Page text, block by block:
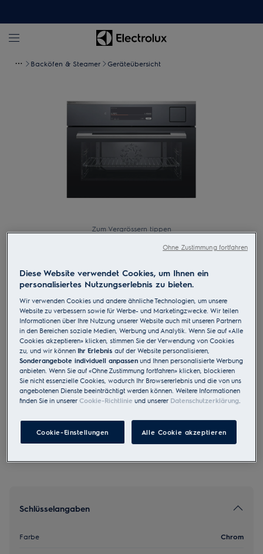
Backöfen & Steamer Geräteübersicht
Zum Vergrössern tippen
EB4PL70KCN
Einbaubackofen Compact EURO
Steam Multifunktions-Ofen Chrom
4.6 (1779)
EU Produkt Fiche
CHF 4’330.00
UVP inkl. MwSt CHF (exkl. vRB)
Schlüsselangaben
Farbe Chrom
Diese Website verwendet Cookies, um Ihnen ein
personalisiertes Nutzungserlebnis zu bieten.
Wir verwenden Cookies und andere ähnliche Technologien, um unsere
Website zu verbessern sowie für Werbe- und Marketingzwecke. Wir teilen
Informationen über Ihre Nutzung unserer Website auch mit unseren Partnern
in den Bereichen soziale Medien, Werbung und Analytik. Wenn Sie auf «Alle
Cookies akzeptieren» klicken, stimmen Sie der Verwendung von Cookies
zu, und wir können Ihr Erlebnisauf der Website personalisieren,
Sonderangebote individuell anpassen und Ihnen personalisierte Werbung
anbieten. Wenn Sie auf «Ohne Zustimmung fortfahren» klicken, blockieren
Sie nicht essenzielle Cookies, wodurch Ihr Browsererlebnis und die von uns
angebotenen Dienste beeinträchtigt werden können. Weitere Informationen
finden Sie in unsererCookie-Richtlinie und unserer Datenschutzerklärung.
Cookie-Einstellungen Alle Cookie akzeptieren
Ohne Zustimmung fortfahren